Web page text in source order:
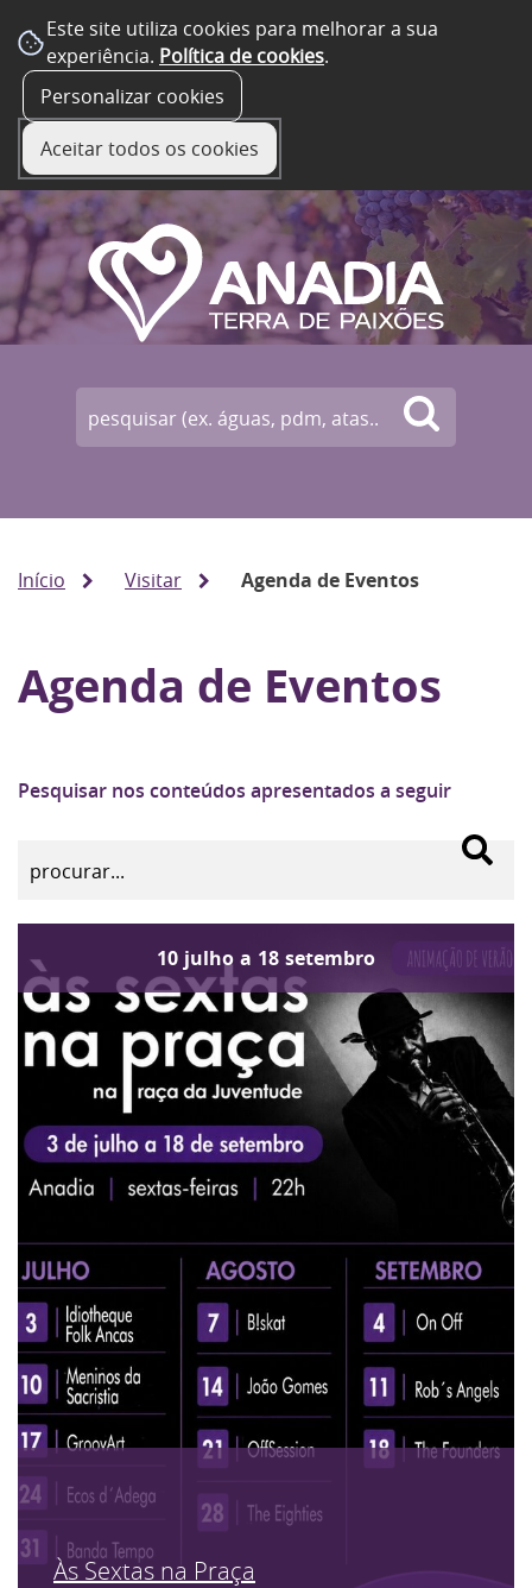
Este site utiliza cookies para melhorar a sua
experiência. Política de cookies.
Personalizar cookies
Aceitar todos os cookies
Início Visitar Agenda de Eventos
Agenda de Eventos
Pesquisar nos conteúdos apresentados a seguir
10 julho a 18 setembro
Às Sextas na Praça